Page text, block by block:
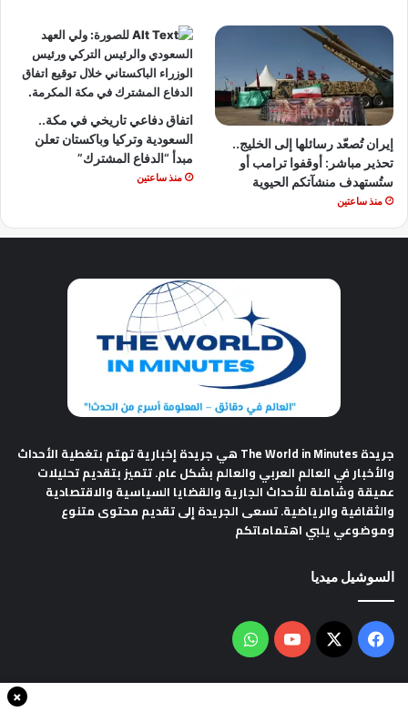
إيران تُصعّد رسائلها إلى الخليج..
تحذير مباشر: أوقفوا ترامب أو
ستُستهدف منشآتكم الحيوية
منذ ساعتين
اتفاق دفاعي تاريخي في مكة..
السعودية وتركيا وباكستان تعلن
مبدأ “الدفاع المشترك”
منذ ساعتين
جريدة The World in Minutes
هي جريدة إخبارية تهتم بتغطية الأحداث
والأخبار في العالم العربي والعالم بشكل عام. تتميز بتقديم تحليلات
عميقة وشاملة للأحداث الجارية والقضايا السياسية والاقتصادية
والثقافية والرياضية. تسعى الجريدة إلى تقديم محتوى متنوع
وموضوعي يلبي اهتماماتكم
السوشيل ميديا
فيسبوك
‫X
‫YouTubeواتساب
×